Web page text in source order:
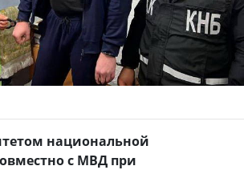
национальной
с МВД при